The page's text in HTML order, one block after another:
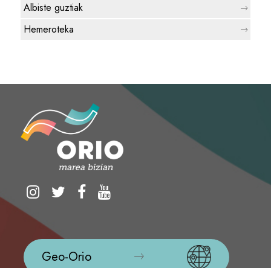
Albiste guztiak
Hemeroteka
Geo-Orio